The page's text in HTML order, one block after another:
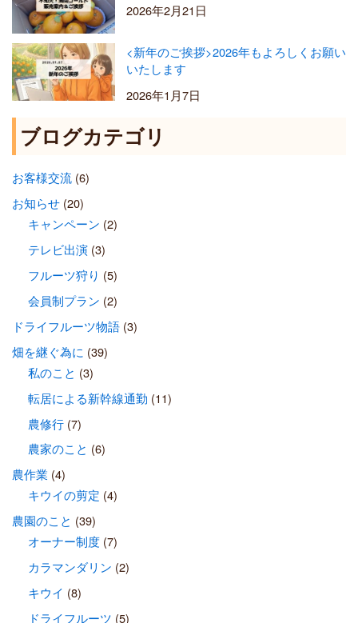
2026年2月21日
<新年のご挨拶>2026年もよろしくお願い
いたします
2026年1月7日
ブログカテゴリ
お客様交流(6)
お知らせ(20)
キャンペーン (2)
テレビ出演(3)
フルーツ狩り (5)
会員制プラン (2)
ドライフルーツ物語(3)
畑を継ぐ為に (39)
私のこと (3)
転居による新幹線通勤 (11)
農修行(7)
農家のこと (6)
農作業 (4)
キウイの剪定 (4)
農園のこと (39)
オーナー制度(7)
カラマンダリン (2)
キウイ (8)
ドライフルーツ (5)